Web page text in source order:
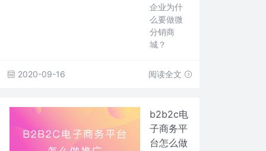
企业为什
么要做微
分销商
城？
2020-09-16 阅读全文
b2b2c电
子商务平
台怎么做